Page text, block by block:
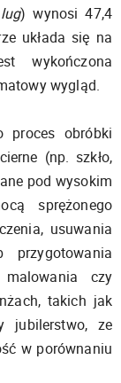
) wynosi 47,4
układa się na
wykończona
wygląd.
proces obróbki
(np. szkło,
pod wysokim
sprężonego
usuwania
przygotowania
czy
takich jak
jubilerstwo, ze
w porównaniu